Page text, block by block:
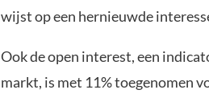
wijst op een hernieuwde
Ook de open interest, een
markt, is met 11% toegenomen